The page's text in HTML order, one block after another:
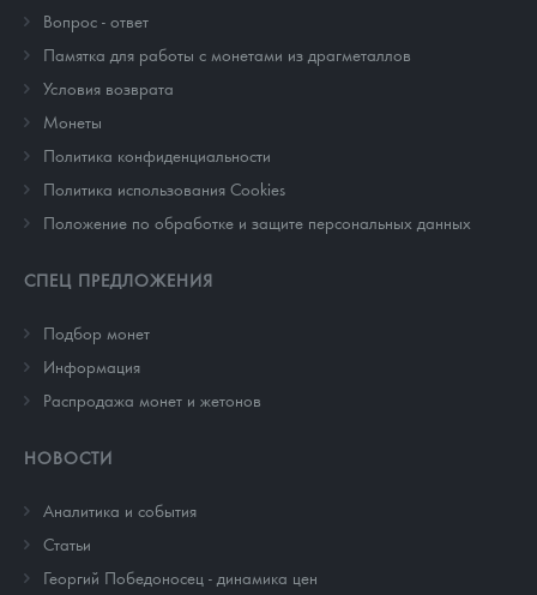
Вопрос - ответ
Памятка для работы с монетами из драгметаллов
Условия возврата
Монеты
Политика конфиденциальности
Политика использования Cookies
Положение по обработке и защите персональных данных
СПЕЦ ПРЕДЛОЖЕНИЯ
Подбор монет
Информация
Распродажа монет и жетонов
НОВОСТИ
Аналитика и события
Cтатьи
Георгий Победоносец - динамика цен